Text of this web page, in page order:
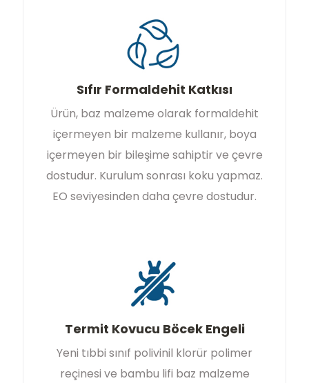
Sıfır Formaldehit Katkısı
Ürün, baz malzeme olarak formaldehit
içermeyen bir malzeme kullanır, boya
içermeyen bir bileşime sahiptir ve çevre
dostudur. Kurulum sonrası koku yapmaz.
EO seviyesinden daha çevre dostudur.
Termit Kovucu Böcek Engeli
Yeni tıbbi sınıf polivinil klorür polimer
reçinesi ve bambu lifi baz malzeme